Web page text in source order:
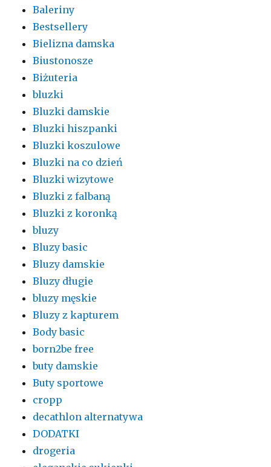
Baleriny
Bestsellery
Bielizna damska
Biustonosze
Biżuteria
bluzki
Bluzki damskie
Bluzki hiszpanki
Bluzki koszulowe
Bluzki na co dzień
Bluzki wizytowe
Bluzki z falbaną
Bluzki z koronką
bluzy
Bluzy basic
Bluzy damskie
Bluzy długie
bluzy męskie
Bluzy z kapturem
Body basic
born2be free
buty damskie
Buty sportowe
cropp
decathlon alternatywa
DODATKI
drogeria